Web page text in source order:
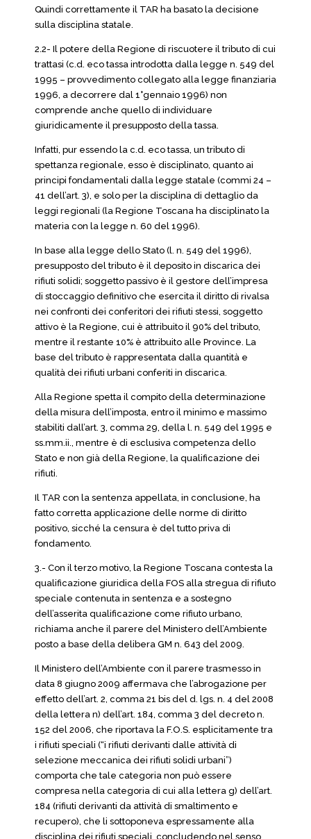
Quindi correttamente il TAR ha basato la decisione
sulla disciplina statale.
2.2- Il potere della Regione di riscuotere il tributo di cui
trattasi (c.d. eco tassa introdotta dalla legge n. 549 del
1995 – provvedimento collegato alla legge finanziaria
1996, a decorrere dal 1°gennaio 1996) non
comprende anche quello di individuare
giuridicamente il presupposto della tassa.
Infatti, pur essendo la c.d. eco tassa, un tributo di
spettanza regionale, esso è disciplinato, quanto ai
principi fondamentali dalla legge statale (commi 24 –
41 dell’art. 3), e solo per la disciplina di dettaglio da
leggi regionali (la Regione Toscana ha disciplinato la
materia con la legge n. 60 del 1996).
In base alla legge dello Stato (l. n. 549 del 1996),
presupposto del tributo è il deposito in discarica dei
rifiuti solidi; soggetto passivo è il gestore dell’impresa
di stoccaggio definitivo che esercita il diritto di rivalsa
nei confronti dei conferitori dei rifiuti stessi, soggetto
attivo è la Regione, cui è attribuito il 90% del tributo,
mentre il restante 10% è attribuito alle Province. La
base del tributo è rappresentata dalla quantità e
qualità dei rifiuti urbani conferiti in discarica.
Alla Regione spetta il compito della determinazione
della misura dell’imposta, entro il minimo e massimo
stabiliti dall’art. 3, comma 29, della l. n. 549 del 1995 e
ss.mm.ii., mentre è di esclusiva competenza dello
Stato e non già della Regione, la qualificazione dei
rifiuti.
Il TAR con la sentenza appellata, in conclusione, ha
fatto corretta applicazione delle norme di diritto
positivo, sicché la censura è del tutto priva di
fondamento.
3.- Con il terzo motivo, la Regione Toscana contesta la
qualificazione giuridica della FOS alla stregua di rifiuto
speciale contenuta in sentenza e a sostegno
dell’asserita qualificazione come rifiuto urbano,
richiama anche il parere del Ministero dell’Ambiente
posto a base della delibera GM n. 643 del 2009.
Il Ministero dell’Ambiente con il parere trasmesso in
data 8 giugno 2009 affermava che l’abrogazione per
effetto dell’art. 2, comma 21 bis del d. lgs. n. 4 del 2008
della lettera n) dell’art. 184, comma 3 del decreto n.
152 del 2006, che riportava la F.O.S. esplicitamente tra
i rifiuti speciali (“i rifiuti derivanti dalle attività di
selezione meccanica dei rifiuti solidi urbani”)
comporta che tale categoria non può essere
compresa nella categoria di cui alla lettera g) dell’art.
184 (rifiuti derivanti da attività di smaltimento e
recupero), che li sottoponeva espressamente alla
disciplina dei rifiuti speciali, concludendo nel senso